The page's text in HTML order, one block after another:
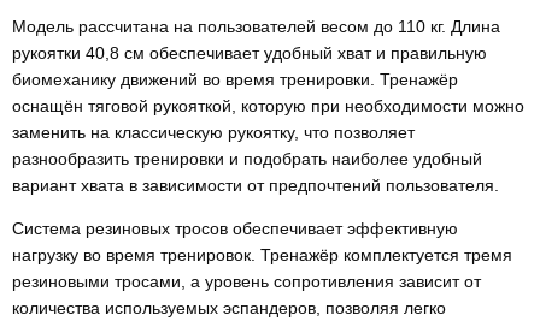
Модель рассчитана на пользователей весом до 110 кг. Длина
рукоятки 40,8 см обеспечивает удобный хват и правильную
биомеханику движений во время тренировки. Тренажёр
оснащён тяговой рукояткой, которую при необходимости можно
заменить на классическую рукоятку, что позволяет
разнообразить тренировки и подобрать наиболее удобный
вариант хвата в зависимости от предпочтений пользователя.
Система резиновых тросов обеспечивает эффективную
нагрузку во время тренировок. Тренажёр комплектуется тремя
резиновыми тросами, а уровень сопротивления зависит от
количества используемых эспандеров, позволяя легко